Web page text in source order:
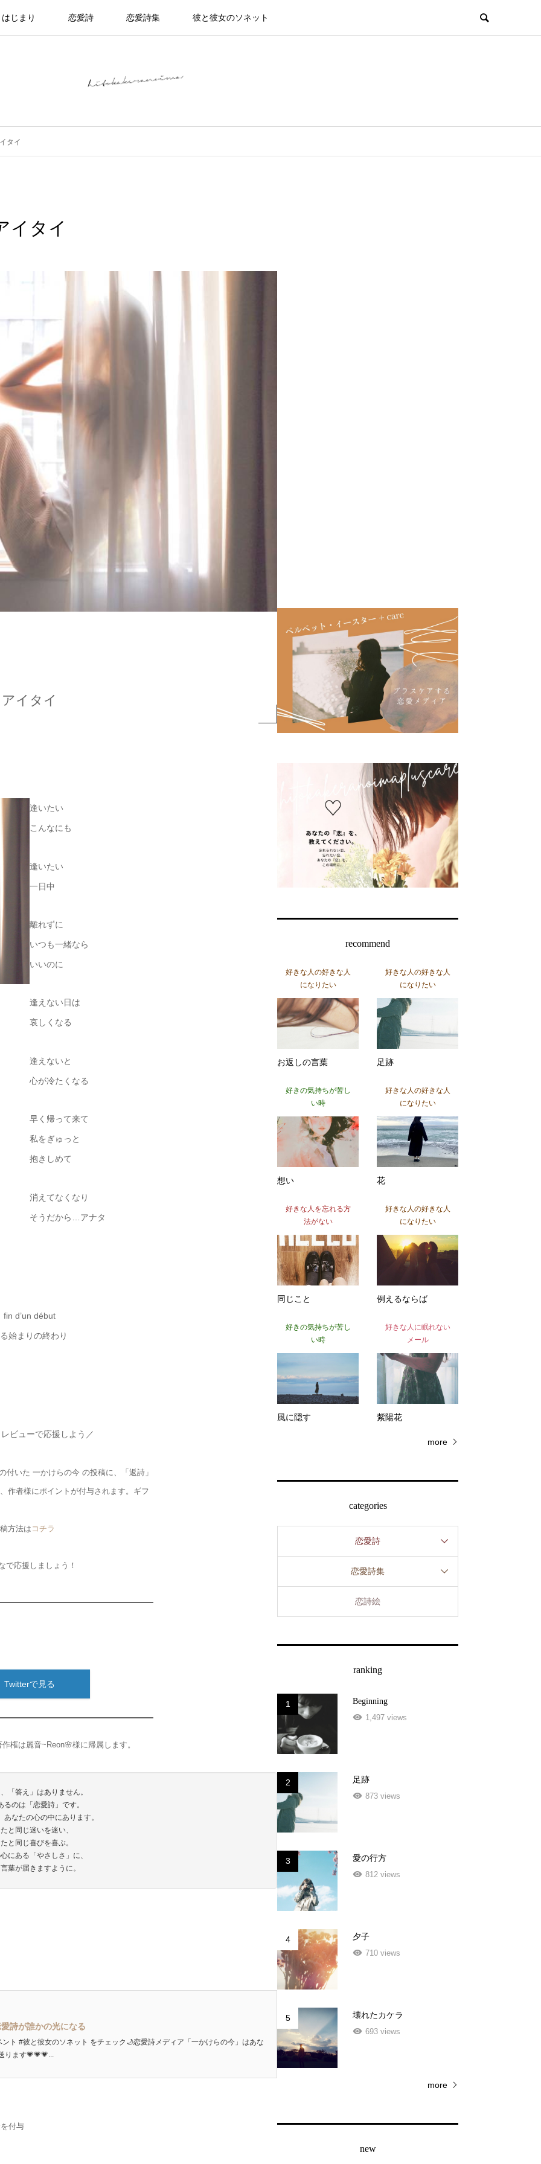
はじまり 恋愛詩 恋愛詩集 彼と彼女のソネット
タイ
イタイ
アイタイ
逢いたい
こんなにも
逢いたい
一日中
離れずに
いつも一緒なら
いいのに
逢えない日は
哀しくなる
逢えないと
心が冷たくなる
早く帰って来て
私をぎゅっと
抱きしめて
消えてなくなり
そうだから…アナタ
fin d’un début
始まりの終わり
ビューで応援しよう／
付いた 一かけらの今 の投稿に、「返詩」
作者様にポイントが付与されます。ギフ
方法は コチラ
で応援しましょう！
Twitterで見る
権は麗音~Reon🌸様に帰属します。
「答え」はありません。
るのは「恋愛詩」です。
あなたの心の中にあります。
と同じ迷いを迷い、
と同じ喜びを喜ぶ。
にある「やさしさ」に、
葉が届きますように。
詩が誰かの光になる
ト #彼と彼女のソネット をチェック🌙恋愛詩メディア「一かけらの今」はあな
ります💗💗💗...
付与
recommend
好きな人の好きな人
になりたい
お返しの言葉
好きな人の好きな人
になりたい
足跡
好きの気持ちが苦し
い時
想い
好きな人の好きな人
になりたい
花
好きな人を忘れる方
法がない
同じこと
好きな人の好きな人
になりたい
例えるならば
好きの気持ちが苦し
い時
風に隠す
好きな人に眠れない
メール
紫陽花
more
categories
恋愛詩
恋愛詩集
恋詩絵
ranking
1
Beginning
1,497 views
2
足跡
873 views
3
愛の行方
812 views
4
夕子
710 views
5
壊れたカケラ
693 views
more
new